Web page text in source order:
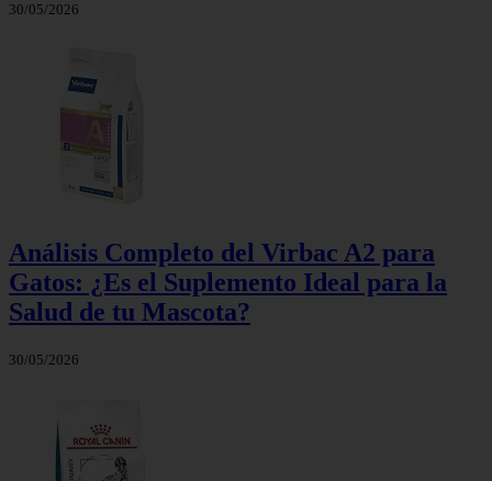
30/05/2026
Análisis Completo del Virbac A2 para
Gatos: ¿Es el Suplemento Ideal para la
Salud de tu Mascota?
30/05/2026